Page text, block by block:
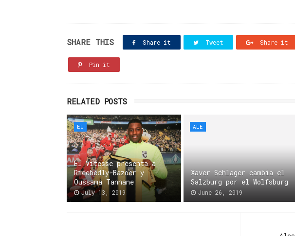
SHARE THIS Share it Tweet Share it
Pin it
RELATED POSTS
EU
El Vitesse presenta a
Riechedly Bazoer y
Oussama Tannane
July 13, 2019
ALE
Xaver Schlager cambia el
Salzburg por el Wolfsburg
June 26, 2019